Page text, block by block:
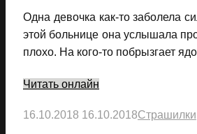
Одна девочка как-то заболела
этой больнице она услышала
плохо. На кого-то побрызгает
Читать онлайн
16.10.2018 16.10.2018Страшилки